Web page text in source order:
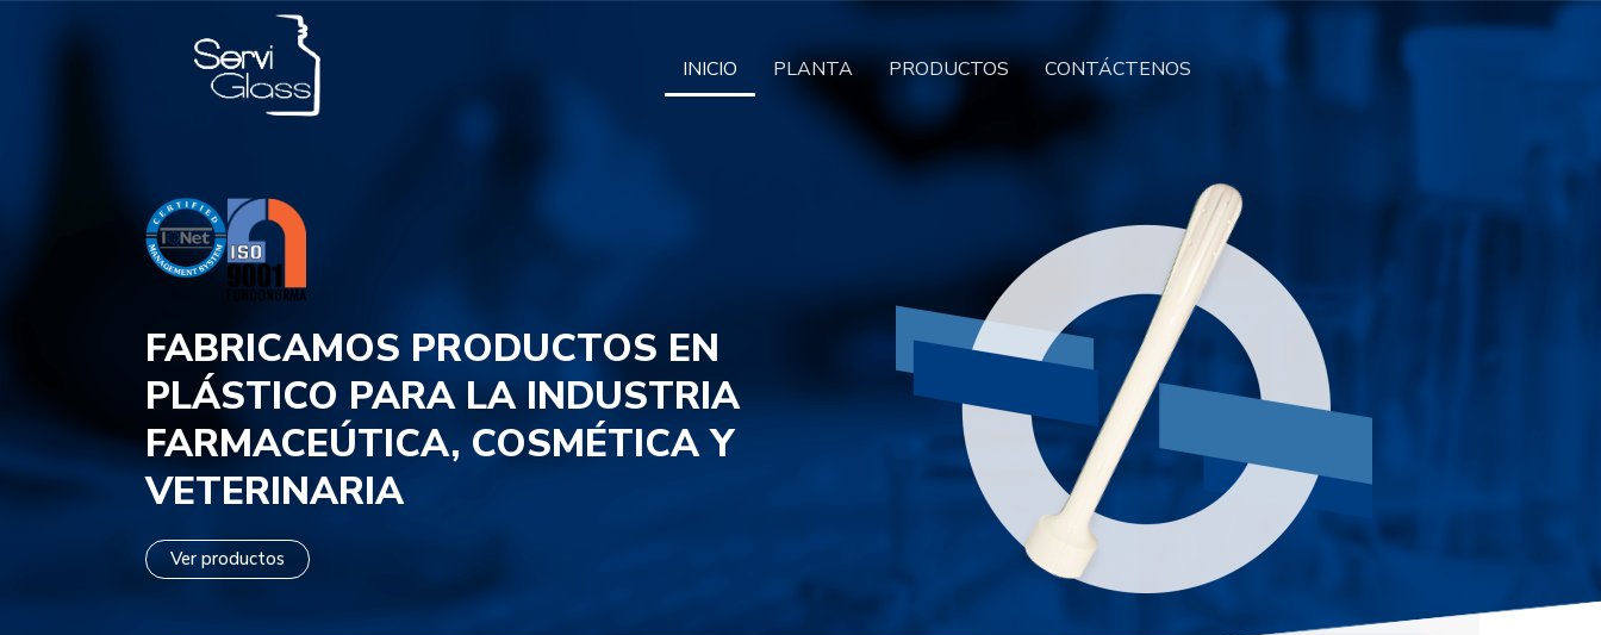
INICIO PLANTA PRODUCTOS CONTÁCTENOS
FABRICAMOS PRODUCTOS EN
PLÁSTICO PARA LA INDUSTRIA
FARMACEÚTICA, COSMÉTICA Y
VETERINARIA
Ver productos